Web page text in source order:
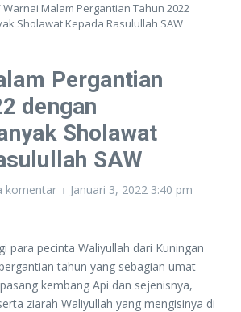
Warnai Malam Pergantian Tahun 2022
Sholawat Kepada Rasulullah SAW
Pergantian
dengan
Sholawat
SAW
komentar Januari 3, 2022 3:40 pm
para pecinta Waliyullah dari Kuningan
tahun yang sebagian umat
kembang Api dan sejenisnya,
ziarah Waliyullah yang mengisinya di